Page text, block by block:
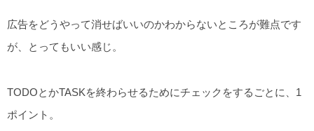
広告をどうやって消せばいいのかわからないところが難点です
が、とってもいい感じ。
TODOとかTASKを終わらせるためにチェックをするごとに、1
ポイント。